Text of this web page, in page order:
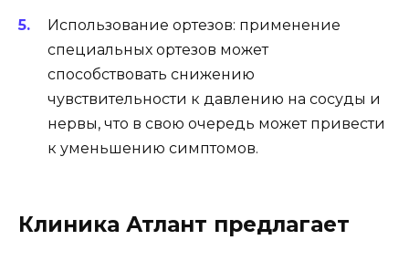
Использование ортезов: применение
специальных ортезов может
способствовать снижению
чувствительности к давлению на сосуды и
нервы, что в свою очередь может привести
к уменьшению симптомов.
Клиника Атлант предлагает